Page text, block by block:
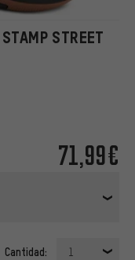
STREET
71,99€
Cantidad: 1